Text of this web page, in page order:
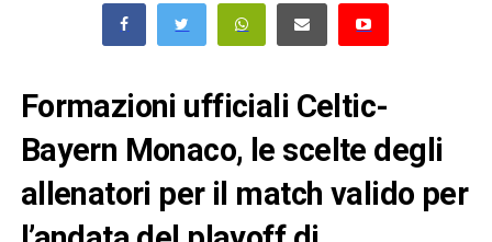
Formazioni ufficiali Celtic-
Bayern Monaco, le scelte degli
allenatori per il match valido per